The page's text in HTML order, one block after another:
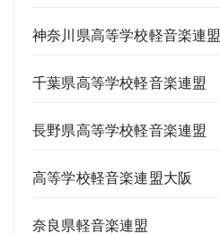
神奈川県高等学校軽音楽連盟
千葉県高等学校軽音楽連盟
長野県高等学校軽音楽連盟
高等学校軽音楽連盟大阪
奈良県軽音楽連盟